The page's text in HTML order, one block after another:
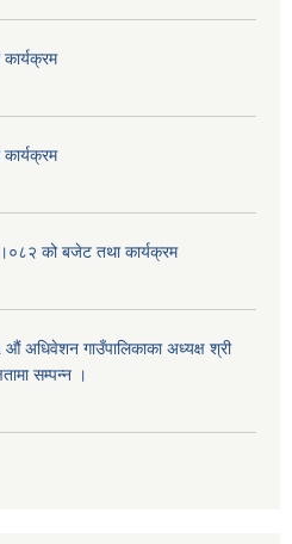
को बजेट तथा कार्यक्रम
औं अधिवेशन गाउँपालिकाका अध्यक्ष श्री
सम्पन्न ।